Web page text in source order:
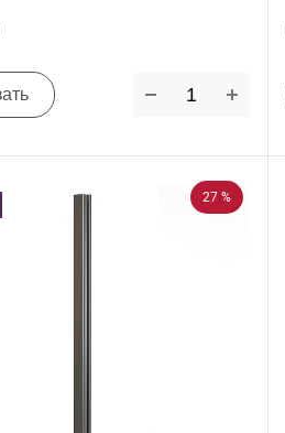
27 %